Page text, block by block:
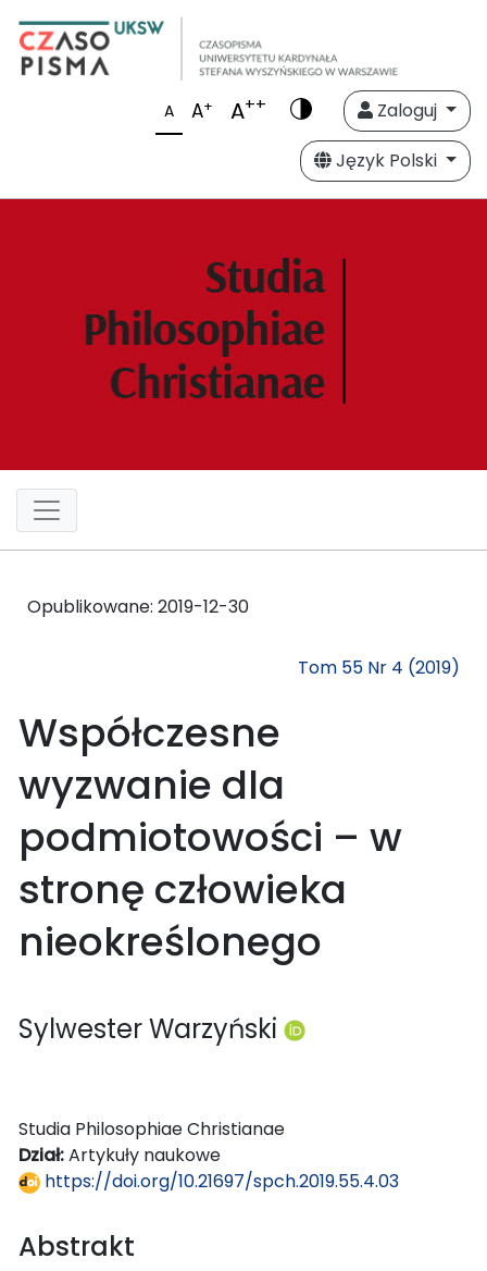
A A+ A++
Zaloguj
Język Polski
Opublikowane: 2019-12-30
Tom 55 Nr 4 (2019)
Współczesne
wyzwanie dla
podmiotowości – w
stronę człowieka
nieokreślonego
Sylwester Warzyński
Studia Philosophiae Christianae
Dział:Artykuły naukowe
https://doi.org/10.21697/spch.2019.55.4.03
Abstrakt